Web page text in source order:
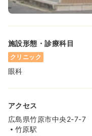
施設形態・診療科目
クリニック
眼科
アクセス
広島県竹原市中央2-7-7
竹原駅